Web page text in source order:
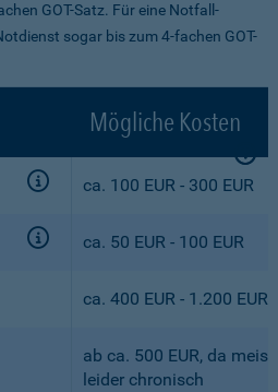
GOT-Satz. Für eine Notfall-
sogar bis zum 4-fachen GOT-
Mögliche Kosten
ca. 100 EUR - 300 EUR
ca. 50 EUR - 100 EUR
ca. 400 EUR - 1.200 EUR
ab ca. 500 EUR, da
leider chronisch